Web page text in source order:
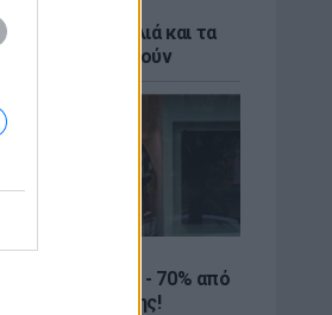
Μία κουταλιά και τα
θα απογειωθούν
εκπτώσεις έως - 70% από
eshops ένδυσης!